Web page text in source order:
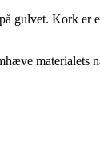
gulvet. Kork
materialets